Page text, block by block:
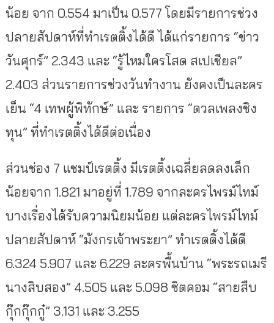
น้อย จาก 0.554 มาเป็น 0.577 โดยมีรายการช่วง
ปลายสัปดาห์ที่ทำเรตติ้งได้ดี ได้แก่รายการ “ข่าว
วันศุกร์” 2.343 และ “รู้ไหมใครโสด สเปเชียล”
2.403 ส่วนรายการช่วงวันทำงาน ยังคงเป็นละคร
เย็น “4 เทพผู้พิทักษ์” และ รายการ “ดวลเพลงชิง
ทุน” ที่ทำเรตติ้งได้ดีต่อเนื่อง
ส่วนช่อง 7 แชมป์เรตติ้ง มีเรตติ้งเฉลี่ยลดลงเล็ก
น้อยจาก 1.821 มาอยู่ที่ 1.789 จากละครไพรม์ไทม์
บางเรื่องได้รับความนิยมน้อย แต่ละครไพรม์ไทม์
ปลายสัปดาห์ “มังกรเจ้าพระยา” ทำเรตติ้งได้ดี
6.324 5.907 และ 6.229 ละครพื้นบ้าน “พระรถเมรี
นางสิบสอง” 4.505 และ 5.098 ซิตคอม “สายสืบ
กุ๊กกุ๊กกู๋” 3.131 และ 3.255